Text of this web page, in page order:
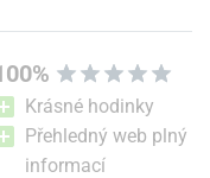
Krásné hodinky
Přehledný web plný
informací